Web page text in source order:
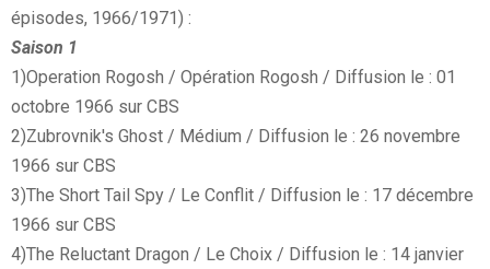
épisodes, 1966/1971) :
Saison 1
1)Operation Rogosh / Opération Rogosh / Diffusion le : 01
octobre 1966 sur CBS
2)Zubrovnik's Ghost / Médium / Diffusion le : 26 novembre
1966 sur CBS
3)The Short Tail Spy / Le Conflit / Diffusion le : 17 décembre
1966 sur CBS
4)The Reluctant Dragon / Le Choix / Diffusion le : 14 janvier